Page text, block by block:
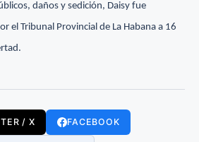
daños y sedición, Daisy fue
el Tribunal Provincial de La Habana a 16
/ X FACEBOOK